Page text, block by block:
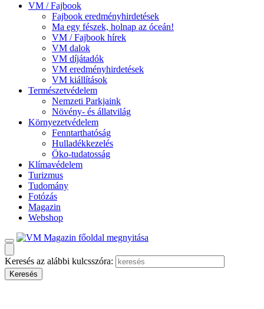
VM / Fajbook
Fajbook eredményhirdetések
Ma egy fészek, holnap az óceán!
VM / Fajbook hírek
VM dalok
VM díjátadók
VM eredményhirdetések
VM kiállítások
Természetvédelem
Nemzeti Parkjaink
Növény- és állatvilág
Környezetvédelem
Fenntarthatóság
Hulladékkezelés
Öko-tudatosság
Klímavédelem
Turizmus
Tudomány
Fotózás
Magazin
Webshop
Keresés az alábbi kulcsszóra: